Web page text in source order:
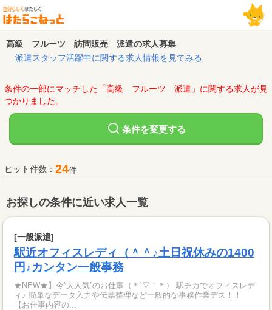
高級 フルーツ 訪問販売 派遣の求人募集
派遣スタッフ活躍中に関する求人情報を見てみる
条件の一部にマッチした「高級 フルーツ 派遣」に関する求人が見
つかりました。
条件を変更する
ヒット件数： 24件
お探しの条件に近い求人一覧
[一般派遣]
駅近オフィスレディ（＾＾♪土日祝休みの1400
円♪カンタン一般事務
★NEW★】今”大人気”のお仕事（＊´▽｀＊） 駅チカでオフィスレデ
ィ♪ 簡単なデータ入力や伝票整理など一般的な事務作業デス！！
【お仕事内容の...